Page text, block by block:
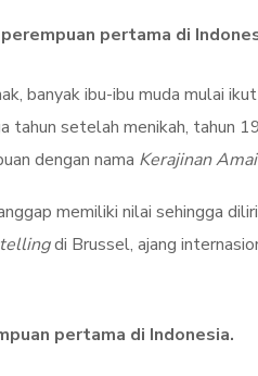
pertama di
banyak ibu-ibu muda mulai
tahun setelah menikah, tahun
dengan nama Kerajinan
memiliki nilai sehingga
di Brussel, ajang
pertama di Indonesia.